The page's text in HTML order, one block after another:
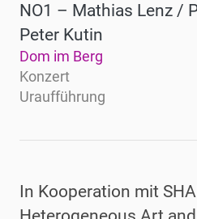
NO1 – Mathias Lenz /
Peter Kutin
Dom im Berg
Konzert
Uraufführung
In Kooperation mit